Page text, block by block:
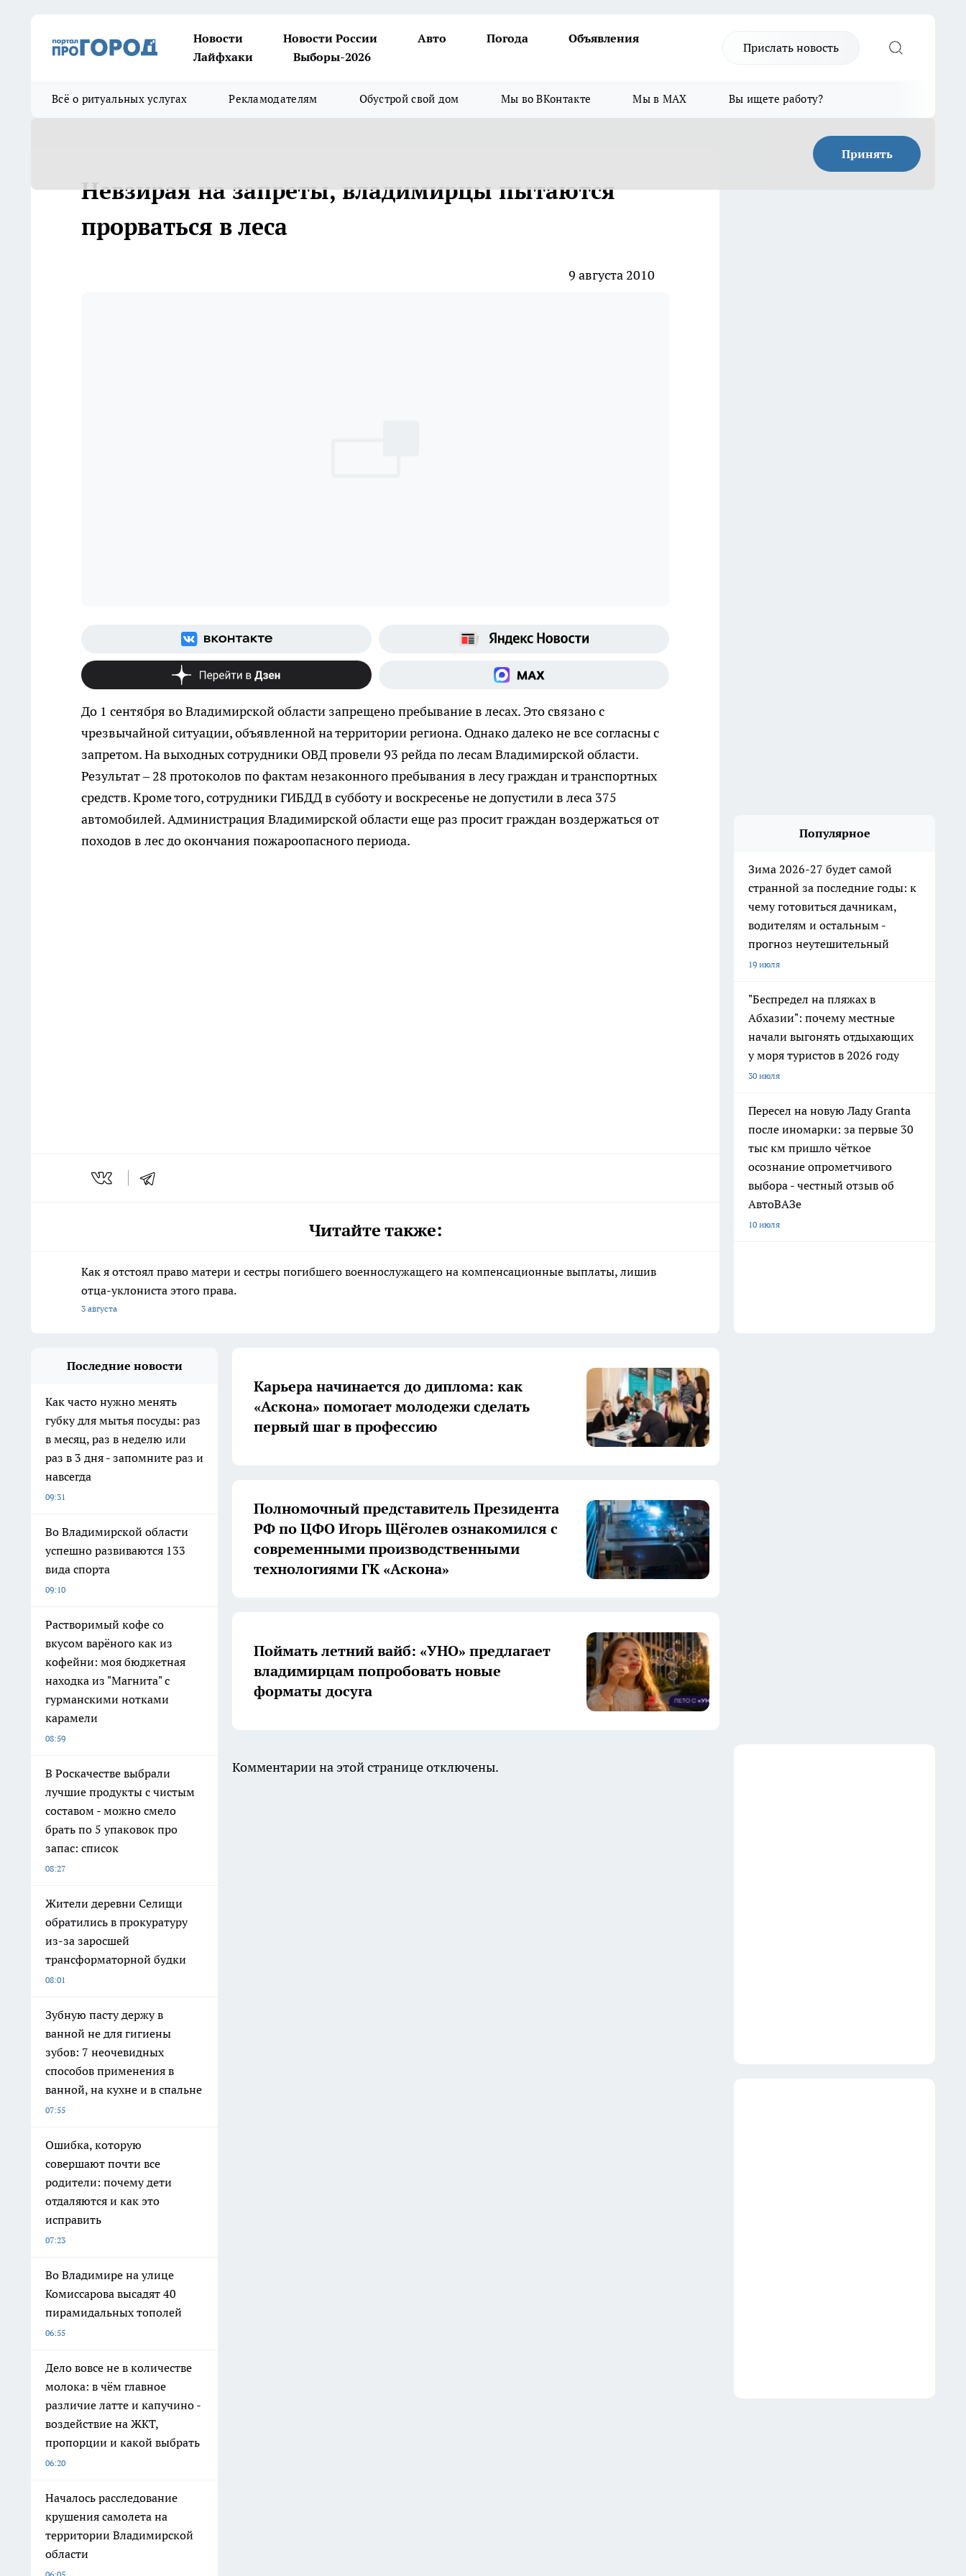
Новости Новости России Авто Погода
Объявления
Лайфхаки
Выборы-2026
Прислать новость
Всё о ритуальных услугах Рекламодателям Обустрой свой дом Мы во ВКонтакте Мы в MAX Вы ищете работу?
Принять
Невзирая на запреты, владимирцы пытаются
прорваться в леса
9 августа 2010
До 1 сентября во Владимирской области запрещено пребывание в лесах. Это связано с
чрезвычайной ситуации, объявленной на территории региона. Однако далеко не все согласны с
запретом. На выходных сотрудники ОВД провели 93 рейда по лесам Владимирской области.
Результат – 28 протоколов по фактам незаконного пребывания в лесу граждан и транспортных
средств. Кроме того, сотрудники ГИБДД в субботу и воскресенье не допустили в леса 375
автомобилей. Администрация Владимирской области еще раз просит граждан воздержаться от
походов в лес до окончания пожароопасного периода.
Читайте также:
Как я отстоял право матери и сестры погибшего военнослужащего на компенсационные выплаты, лишив
отца-уклониста этого права.
3 августа
Популярное
Зима 2026-27 будет самой
странной за последние годы: к
чему готовиться дачникам,
водителям и остальным -
прогноз неутешительный
19 июля
"Беспредел на пляжах в
Абхазии": почему местные
начали выгонять отдыхающих
у моря туристов в 2026 году
30 июля
Пересел на новую Ладу Granta
после иномарки: за первые 30
тыс км пришло чёткое
осознание опрометчивого
выбора - честный отзыв об
АвтоВАЗе
10 июля
Последние новости
Как часто нужно менять
губку для мытья посуды: раз
в месяц, раз в неделю или
раз в 3 дня - запомните раз и
навсегда
09:31
Во Владимирской области
успешно развиваются 133
вида спорта
09:10
Растворимый кофе со
вкусом варёного как из
кофейни: моя бюджетная
находка из "Магнита" с
гурманскими нотками
карамели
08:59
В Роскачестве выбрали
лучшие продукты с чистым
составом - можно смело
брать по 5 упаковок про
запас: список
08:27
Жители деревни Селищи
обратились в прокуратуру
из-за заросшей
трансформаторной будки
08:01
Зубную пасту держу в
ванной не для гигиены
зубов: 7 неочевидных
способов применения в
ванной, на кухне и в спальне
07:55
Ошибка, которую
совершают почти все
родители: почему дети
отдаляются и как это
исправить
07:23
Во Владимире на улице
Комиссарова высадят 40
пирамидальных тополей
06:55
Дело вовсе не в количестве
молока: в чём главное
различие латте и капучино -
воздействие на ЖКТ,
пропорции и какой выбрать
06:20
Началось расследование
крушения самолета на
территории Владимирской
области
Карьера начинается до диплома: как
«Аскона» помогает молодежи сделать
первый шаг в профессию
Полномочный представитель Президента
РФ по ЦФО Игорь Щёголев ознакомился с
современными производственными
технологиями ГК «Аскона»
Поймать летний вайб: «УНО» предлагает
владимирцам попробовать новые
форматы досуга
Комментарии на этой странице отключены.